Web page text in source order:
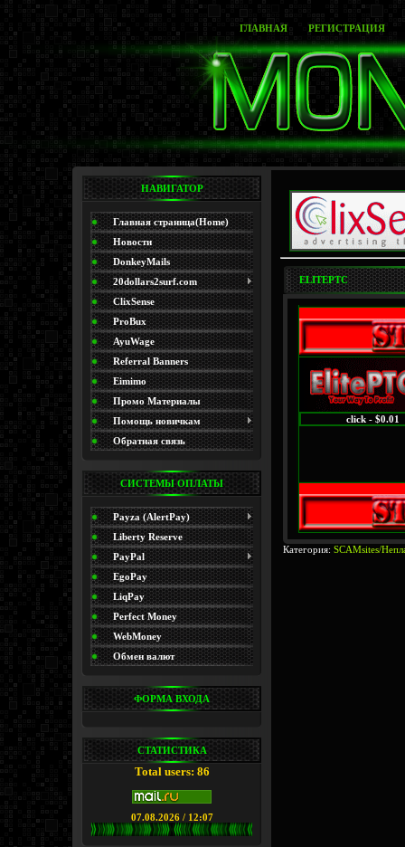
ГЛАВНАЯ РЕГИСТРАЦИЯ
НАВИГАТОР
Главная страница(Home)
Новости
DonkeyMails
20dollars2surf.com
ClixSense
ProBux
AyuWage
Referral Banners
Eimimo
Промо Материалы
(Promo)Помощь новичкам
Обратная связь
СИСТЕМЫ ОПЛАТЫ
Payza (AlertPay)
Liberty Reserve
PayPal
EgoPay
LiqPay
Perfect Money
WebMoney
Обмен валют
ФОРМА ВХОДА
СТАТИСТИКА
Total users: 86
07.08.2026 / 12:07
ELITEPTC
click - $0.01
Категория: SCAMsites/